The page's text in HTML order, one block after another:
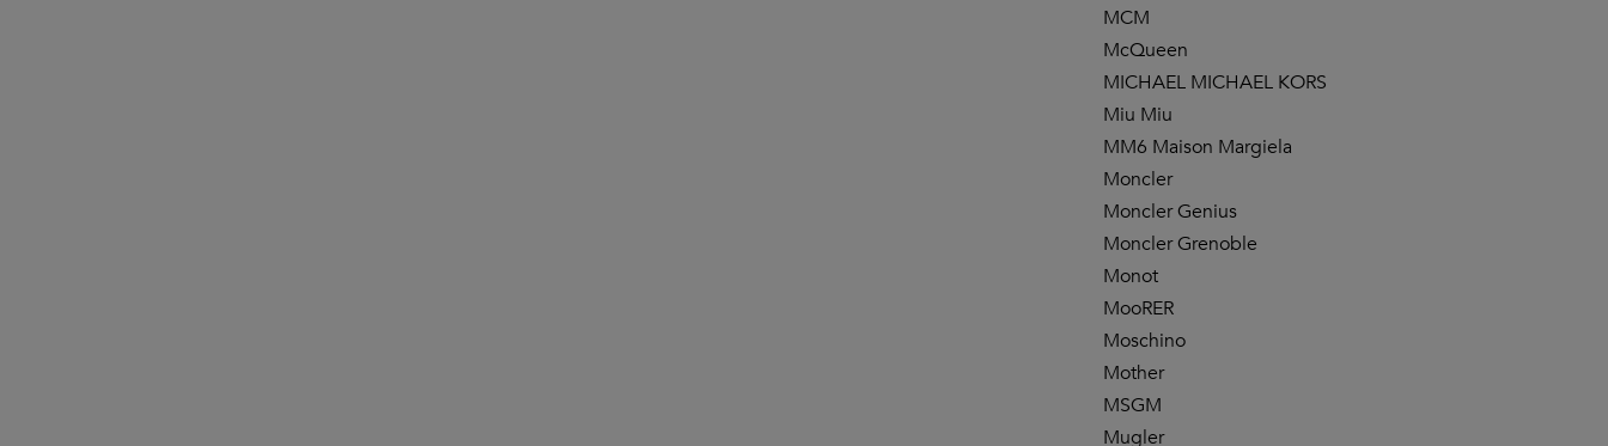
MCM
McQueen
MICHAEL MICHAEL KORS
Miu Miu
MM6 Maison Margiela
Moncler
Moncler Genius
Moncler Grenoble
Monot
MooRER
Moschino
Mother
MSGM
Mugler